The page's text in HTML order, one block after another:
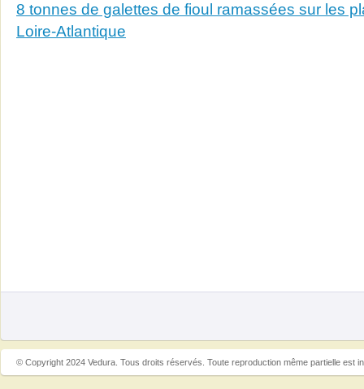
8 tonnes de galettes de fioul ramassées sur les
Loire-Atlantique
© Copyright 2024 Vedura. Tous droits réservés. Toute reproduction même partielle est